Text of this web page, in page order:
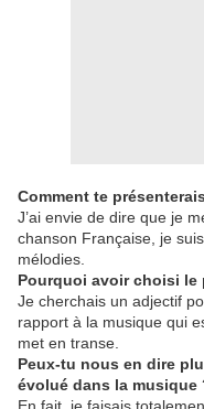
Comment te
J’ai envie de dire que je
chanson Française, je
mélodies.
Pourquoi avoir choisi le
Je cherchais un adjectif
rapport à la musique qui
met en transe.
Peux-tu nous en dire
évolué dans la musique